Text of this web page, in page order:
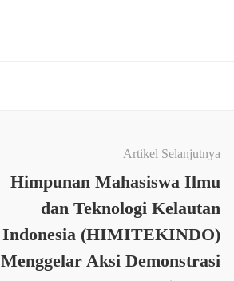
Artikel Selanjutnya
Himpunan Mahasiswa Ilmu
dan Teknologi Kelautan
Indonesia (HIMITEKINDO)
Menggelar Aksi Demonstrasi